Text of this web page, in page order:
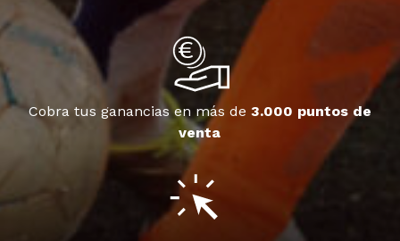
Cobra tus ganancias en más de 3.000 puntos de
venta